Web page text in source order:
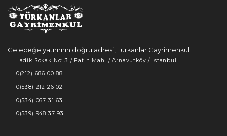
Geleceğe yatırımın doğru adresi, Türkanlar Gayrimenkul
Ladik Sokak No: 3 / Fatih Mah. / Arnavutköy / İstanbul
0(212) 686 00 88
0(538) 212 26 02
0(534) 067 31 63
0(539) 948 37 93